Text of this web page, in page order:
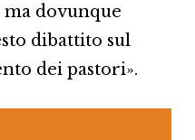
dovunque
dibattito sul
dei pastori».